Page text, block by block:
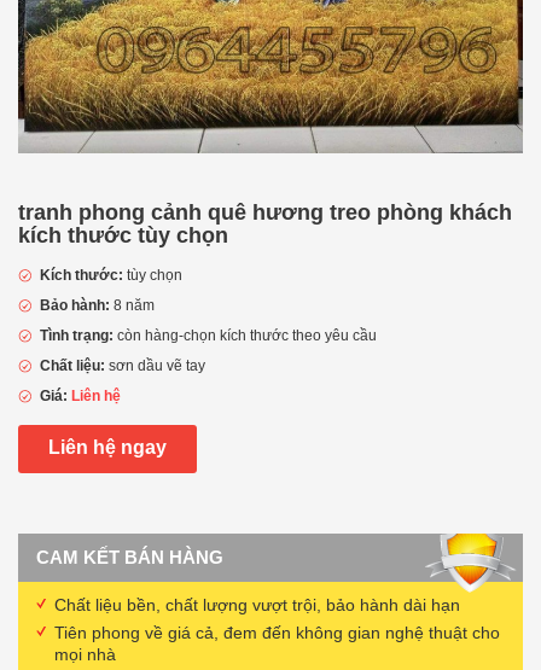
tranh phong cảnh quê hương treo phòng khách
kích thước tùy chọn
Kích thước: tùy chọn
Bảo hành: 8 năm
Tình trạng: còn hàng-chọn kích thước theo yêu cầu
Chất liệu: sơn dầu vẽ tay
Giá: Liên hệ
Liên hệ ngay
CAM KẾT BÁN HÀNG
Chất liệu bền, chất lượng vượt trội, bảo hành dài hạn
Tiên phong về giá cả, đem đến không gian nghệ thuật cho
mọi nhà